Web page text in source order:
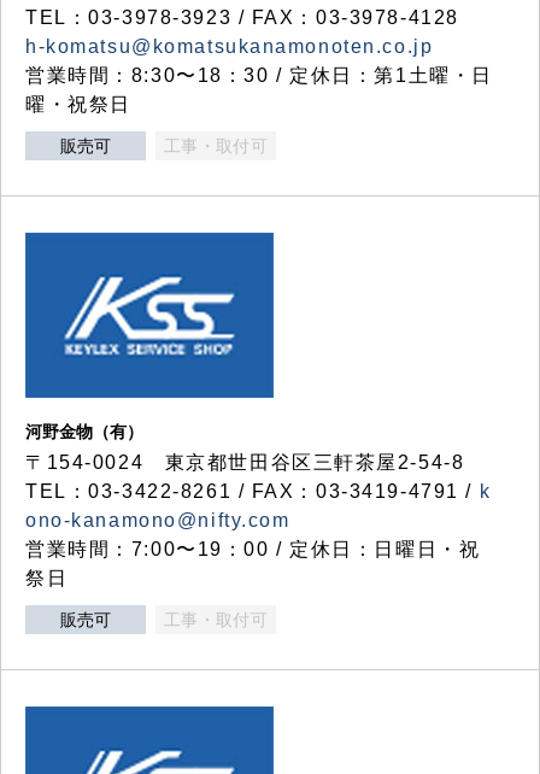
TEL：03-3978-3923 / FAX：03-3978-4128
h-komatsu@komatsukanamonoten.co.jp
営業時間：8:30〜18：30 / 定休日：第1土曜・日
曜・祝祭日
販売可 工事・取付可
河野金物（有）
〒154-0024 東京都世田谷区三軒茶屋2-54-8
TEL：03-3422-8261 / FAX：03-3419-4791 / k
ono-kanamono@nifty.com
営業時間：7:00〜19：00 / 定休日：日曜日・祝
祭日
販売可 工事・取付可